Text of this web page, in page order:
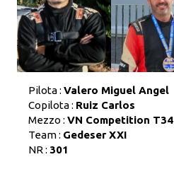
Pilota : Valero Miguel Angel
Copilota : Ruiz Carlos
Mezzo : VN Competition T34
Team : Gedeser XXI
NR : 301